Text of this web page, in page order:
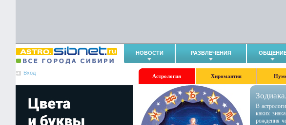
НОВОСТИ РАЗВЛЕЧЕНИЯ
Вход
Астрология Хиромантия
В
каких
рождения